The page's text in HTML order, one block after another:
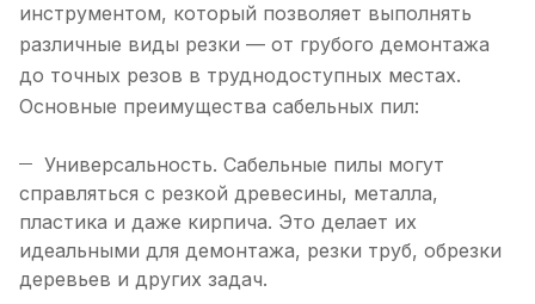
инструментом, который позволяет выполнять
различные виды резки — от грубого демонтажа
до точных резов в труднодоступных местах.
Основные преимущества сабельных пил:
Универсальность. Сабельные пилы могут
справляться с резкой древесины, металла,
пластика и даже кирпича. Это делает их
идеальными для демонтажа, резки труб, обрезки
деревьев и других задач.